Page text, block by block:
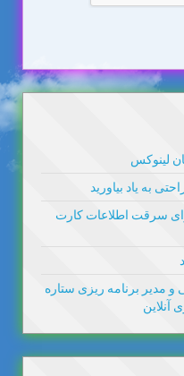
لینوکس
به یاد بیاورید
سرقت اطلاعات کارت
مدیر برنامه ریزی ستاره
آنلاین